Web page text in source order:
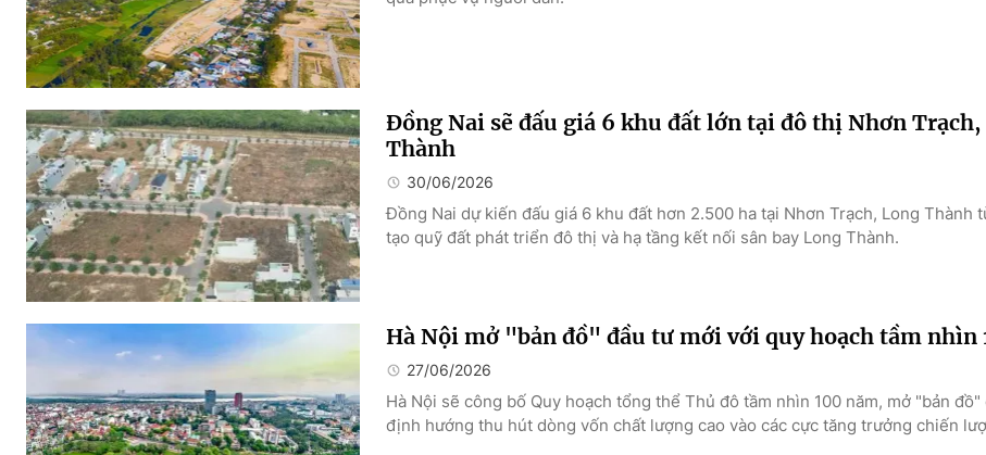
Đồng Nai sẽ đấu giá 6 khu đất lớn tại đô thị Nhơn
Thành
30/06/2026
Đồng Nai dự kiến đấu giá 6 khu đất hơn 2.500 ha tại Nhơn Trạch, Long Thành
tạo quỹ đất phát triển đô thị và hạ tầng kết nối sân bay Long Thành.
Hà Nội mở "bản đồ" đầu tư mới với quy hoạch tầm nhìn
27/06/2026
Hà Nội sẽ công bố Quy hoạch tổng thể Thủ đô tầm nhìn 100 năm, mở "bản đồ"
định hướng thu hút dòng vốn chất lượng cao vào các cực tăng trưởng chiến